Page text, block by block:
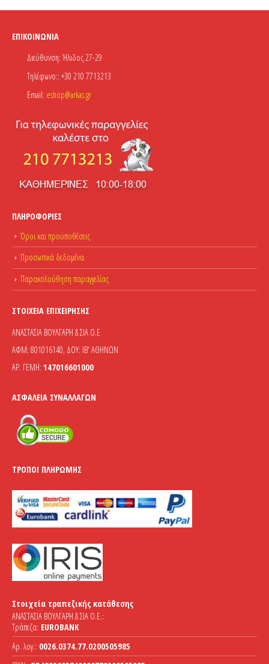
ΕΠΙΚΟΙΝΩΝΊΑ
Διεύθυνση: Ήλιδος 27-29
Τηλέφωνο:: +30 210 7713213
Email: eshop@arkas.gr
ΠΛΗΡΟΦΟΡΊΕΣ
Όροι και προϋποθέσεις
Προσωπικά δεδομένα
Παρακολούθηση παραγγελίας
ΣΤΟΙΧΕΊΑ ΕΠΙΧΕΊΡΗΣΗΣ
ΑΝΑΣΤΑΣΙΑ ΒΟΥΛΓΑΡΗ & ΣΙΑ Ο.Ε
ΑΦΜ: 801016140, ΔΟΥ: ΙΒ' ΑΘΗΝΩΝ
ΑΡ. ΓΕΜΗ: 147016601000
ΑΣΦΆΛΕΙΑ ΣΥΝΑΛΛΑΓΏΝ
ΤΡΌΠΟΙ ΠΛΗΡΩΜΉΣ
Στοιχεία τραπεζικής κατάθεσης
ΑΝΑΣΤΑΣΙΑ ΒΟΥΛΓΑΡΗ & ΣΙΑ Ο.Ε.:
Τράπεζα: EUROBANK
Αρ. λογ.: 0026.0374.77.0200505985